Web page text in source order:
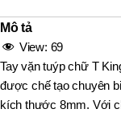
Mô tả
View: 69
Tay vặn tuýp chữ T
được chế tạo chuyên
kích thước 8mm. Với